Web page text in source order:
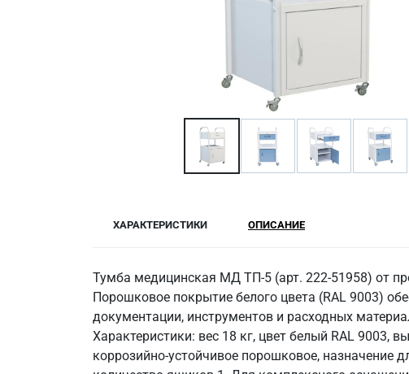
ХАРАКТЕРИСТИКИ ОПИСАНИЕ
Тумба медицинская МД ТП-5 (арт. 222-51958) от
Порошковое покрытие белого цвета (RAL 9003)
документации, инструментов и расходных
Характеристики: вес 18 кг, цвет белый RAL 9003,
коррозийно-устойчивое порошковое, назначение